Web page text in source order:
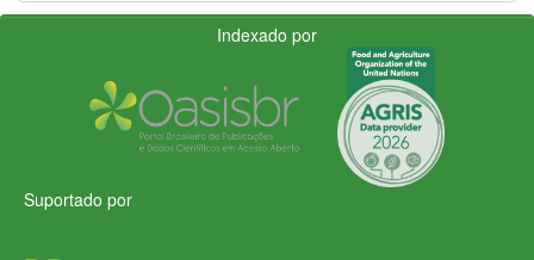
Indexado por
Suportado por